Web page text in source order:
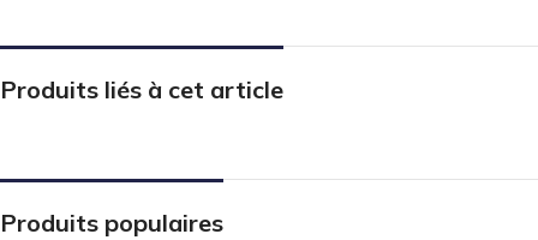
Produits liés à cet article
Produits populaires